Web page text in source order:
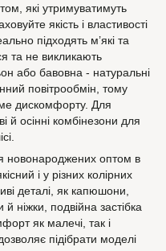
які утримуватимуть
якість і властивості
підходять м’які та
та не викликають
або бавовна - натуральні
повітрообмін, тому
дискомфорту. Для
й осінні комбінезони для
новонароджених оптом в
і у різних колірних
деталі, як капюшони,
й ніжки, подвійна застібка
як малечі, так і
підібрати моделі